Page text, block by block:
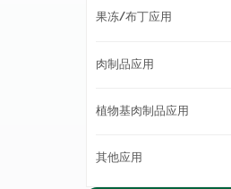
果冻/布丁应用
肉制品应用
植物基肉制品应用
其他应用